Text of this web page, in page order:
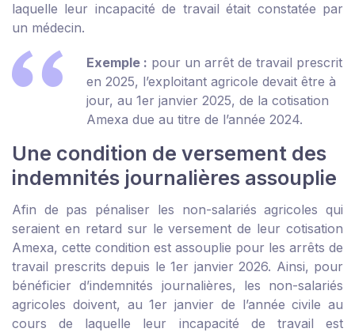
laquelle leur incapacité de travail était constatée par
un médecin.
Exemple : pour un arrêt de travail prescrit
en 2025, l’exploitant agricole devait être à
jour, au 1er janvier 2025, de la cotisation
Amexa due au titre de l’année 2024.
Une condition de versement des
indemnités journalières assouplie
Afin de pas pénaliser les non-salariés agricoles qui
seraient en retard sur le versement de leur cotisation
Amexa, cette condition est assouplie pour les arrêts de
travail prescrits depuis le 1er janvier 2026. Ainsi, pour
bénéficier d’indemnités journalières, les non-salariés
agricoles doivent, au 1er janvier de l’année civile au
cours de laquelle leur incapacité de travail est